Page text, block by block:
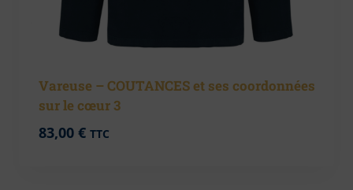
Vareuse – COUTANCES et ses coordonnées
sur le cœur 3
83,00 € TTC